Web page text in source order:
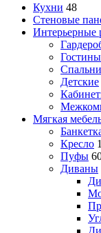
Кухни 48
Стеновые
Интерьерные
Спальни
Детские
Мягкая
Кресло
Пуфы
Диваны